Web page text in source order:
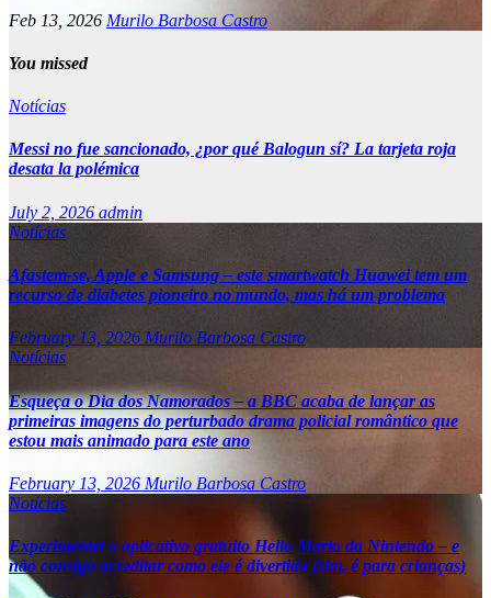
Feb 13, 2026 Murilo Barbosa Castro
You missed
Notícias
Messi no fue sancionado, ¿por qué Balogun sí? La tarjeta roja
desata la polémica
July 2, 2026 admin
Notícias
Afastem-se, Apple e Samsung – este smartwatch Huawei tem um
recurso de diabetes pioneiro no mundo, mas há um problema
February 13, 2026 Murilo Barbosa Castro
Notícias
Esqueça o Dia dos Namorados – a BBC acaba de lançar as
primeiras imagens do perturbado drama policial romântico que
estou mais animado para este ano
February 13, 2026 Murilo Barbosa Castro
Notícias
Experimentei o aplicativo gratuito Hello Mario da Nintendo – e
não consigo acreditar como ele é divertido (sim, é para crianças)